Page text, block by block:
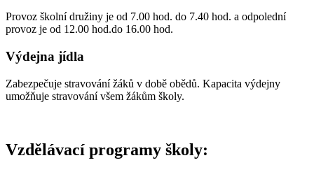
Provoz školní družiny je od 7.00 hod. do 7.40 hod. a odpolední
provoz je od 12.00 hod.do 16.00 hod.
Výdejna jídla
Zabezpečuje stravování žáků v době obědů. Kapacita výdejny
umožňuje stravování všem žákům školy.
Vzdělávací programy školy: